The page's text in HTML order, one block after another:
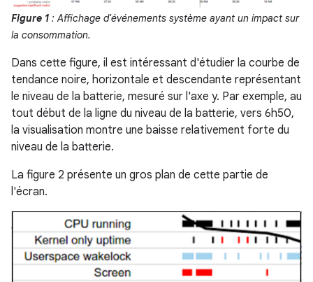
Figure 1 : Affichage d'événements système ayant un impact sur
la consommation.
Dans cette figure, il est intéressant d'étudier la courbe de
tendance noire, horizontale et descendante représentant
le niveau de la batterie, mesuré sur l'axe y. Par exemple, au
tout début de la ligne du niveau de la batterie, vers 6h50,
la visualisation montre une baisse relativement forte du
niveau de la batterie.
La figure 2 présente un gros plan de cette partie de
l'écran.